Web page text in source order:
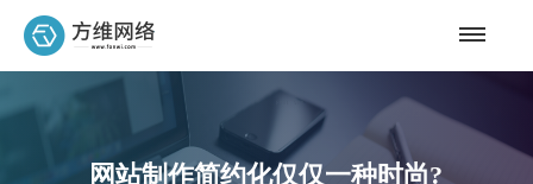
网站制作简约化仅仅一种时尚?